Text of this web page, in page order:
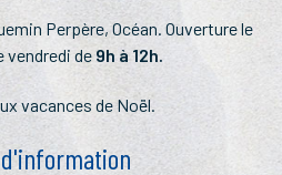
Perpère, Océan. Ouverture le
vendredi de 9h à 12h.
vacances de Noël.